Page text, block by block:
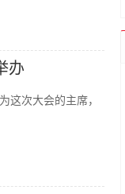
办
这次大会的主席，